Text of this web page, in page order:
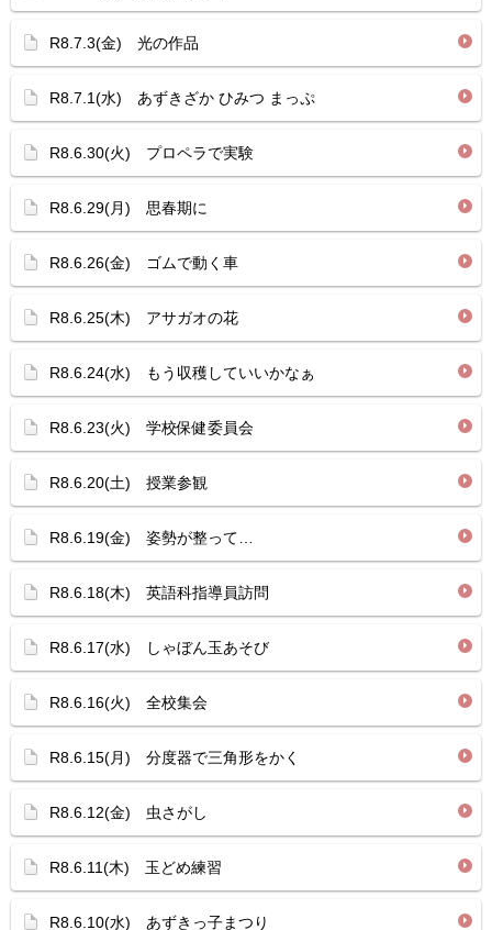
R8.7.3(金) 光の作品
R8.7.1(水) あずきざか ひみつ まっぷ
R8.6.30(火) プロペラで実験
R8.6.29(月) 思春期に
R8.6.26(金) ゴムで動く車
R8.6.25(木) アサガオの花
R8.6.24(水) もう収穫していいかなぁ
R8.6.23(火) 学校保健委員会
R8.6.20(土) 授業参観
R8.6.19(金) 姿勢が整って…
R8.6.18(木) 英語科指導員訪問
R8.6.17(水) しゃぼん玉あそび
R8.6.16(火) 全校集会
R8.6.15(月) 分度器で三角形をかく
R8.6.12(金) 虫さがし
R8.6.11(木) 玉どめ練習
R8.6.10(水) あずきっ子まつり